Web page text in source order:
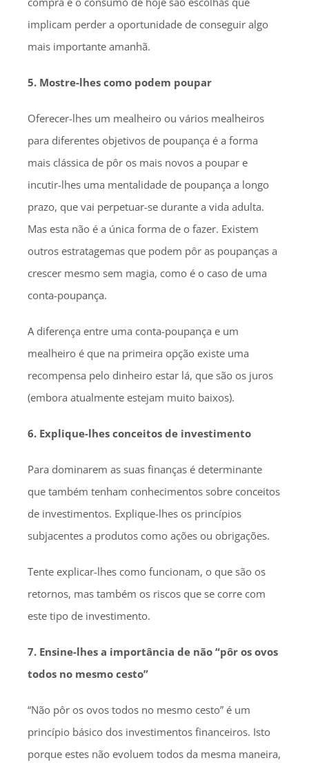
implicam perder a oportunidade de conseguir algo
mais importante amanhã.
5. Mostre-lhes como podem poupar
Oferecer-lhes um mealheiro ou vários mealheiros
para diferentes objetivos de poupança é a forma
mais clássica de pôr os mais novos a poupar e
incutir-lhes uma mentalidade de poupança a longo
prazo, que vai perpetuar-se durante a vida adulta.
Mas esta não é a única forma de o fazer. Existem
outros estratagemas que podem pôr as poupanças a
crescer mesmo sem magia, como é o caso de uma
conta-poupança.
A diferença entre uma conta-poupança e um
mealheiro é que na primeira opção existe uma
recompensa pelo dinheiro estar lá, que são os juros
(embora atualmente estejam muito baixos).
6. Explique-lhes conceitos de investimento
Para dominarem as suas finanças é determinante
que também tenham conhecimentos sobre conceitos
de investimentos. Explique-lhes os princípios
subjacentes a produtos como ações ou obrigações.
Tente explicar-lhes como funcionam, o que são os
retornos, mas também os riscos que se corre com
este tipo de investimento.
7. Ensine-lhes a importância de não “pôr os ovos
todos no mesmo cesto”
“Não pôr os ovos todos no mesmo cesto” é um
princípio básico dos investimentos financeiros. Isto
porque estes não evoluem todos da mesma maneira,